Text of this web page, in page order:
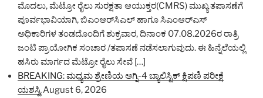
ಮೊದಲು, ಮೆಟ್ರೋ ರೈಲು ಸುರಕ್ಷತಾ ಆಯುಕ್ತರ(CMRS) ಮುಖ್ಯ ತಪಾಸಣೆಗೆ
ಪೂರ್ವಭಾವಿಯಾಗಿ, ಬಿಎಂಆರ್‌ಸಿಎಲ್ ಹಾಗೂ ಸಿಎಂಆರ್‌ಎಸ್
ಅಧಿಕಾರಿಗಳ ತಂಡದೊಂದಿಗೆ ಶುಕ್ರವಾರ, ದಿನಾಂಕ 07.08.2026ರ ರಾತ್ರಿ
ಜಂಟಿ ಪ್ರಾಯೋಗಿಕ ಸಂಚಾರ /ತಪಾಸಣೆ ನಡೆಸಲಾಗುವುದು. ಈ ಹಿನ್ನೆಲೆಯಲ್ಲಿ
ಹಸಿರು ಮಾರ್ಗದ ಮೆಟ್ರೋ ರೈಲು ಸೇವೆ […]
BREAKING: ಮಧ್ಯಮ ಶ್ರೇಣಿಯ ಅಗ್ನಿ-4 ಬ್ಯಾಲಿಸ್ಟಿಕ್ ಕ್ಷಿಪಣಿ ಪರೀಕ್ಷೆ
ಯಶಸ್ವಿAugust 6, 2026